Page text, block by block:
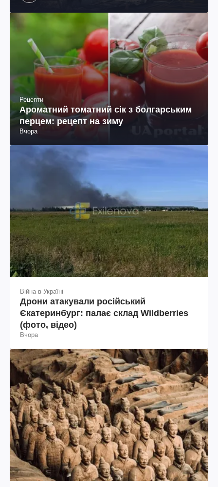
Рецепти
Ароматний томатний сік з болгарським
перцем: рецепт на зиму
Вчора
Війна в Україні
Дрони атакували російський
Єкатеринбург: палає склад Wildberries
(фото, відео)
Вчора